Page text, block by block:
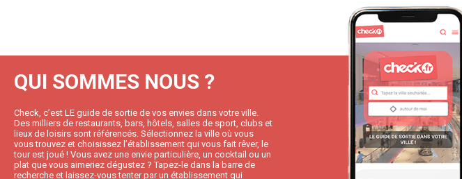
QUI SOMMES NOUS ?
Check, c’est LE guide de sortie de vos envies dans votre ville.
Des milliers de restaurants, bars, hôtels, salles de sport, clubs et
lieux de loisirs sont référencés. Sélectionnez la ville où vous
vous trouvez et choisissez l’établissement qui vous fait rêver, le
tour est joué ! Vous avez une envie particulière, un cocktail ou un
plat que vous aimeriez dégustez ? Tapez-le dans la barre de
recherche et laissez-vous tenter par un établissement qui